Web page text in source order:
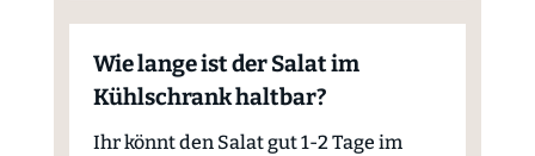
Wie lange ist der Salat im
Kühlschrank haltbar?
Ihr könnt den Salat gut 1-2 Tage im